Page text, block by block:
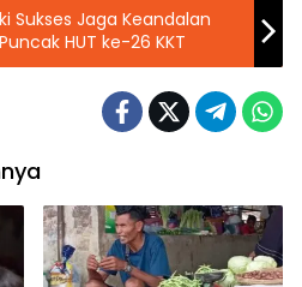
Sukses Jaga Keandalan
HUT ke-26 KKT